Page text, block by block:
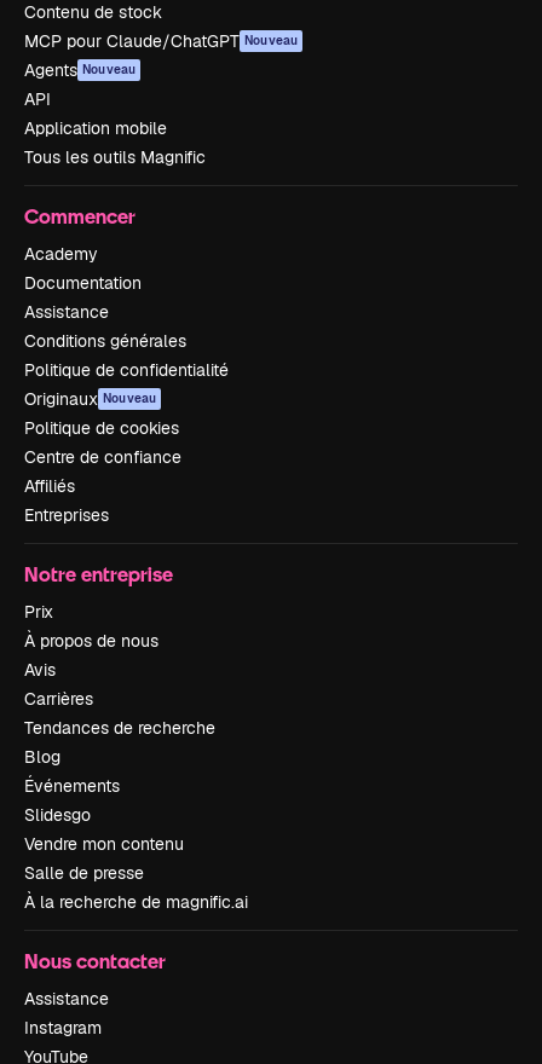
Contenu de stock
MCP pour Claude/ChatGPT Nouveau
Agents Nouveau
API
Application mobile
Tous les outils Magnific
Commencer
Academy
Documentation
Assistance
Conditions générales
Politique de confidentialité
Originaux Nouveau
Politique de cookies
Centre de confiance
Affiliés
Entreprises
Notre entreprise
Prix
À propos de nous
Avis
Carrières
Tendances de recherche
Blog
Événements
Slidesgo
Vendre mon contenu
Salle de presse
À la recherche de magnific.ai
Nous contacter
Assistance
Instagram
YouTube